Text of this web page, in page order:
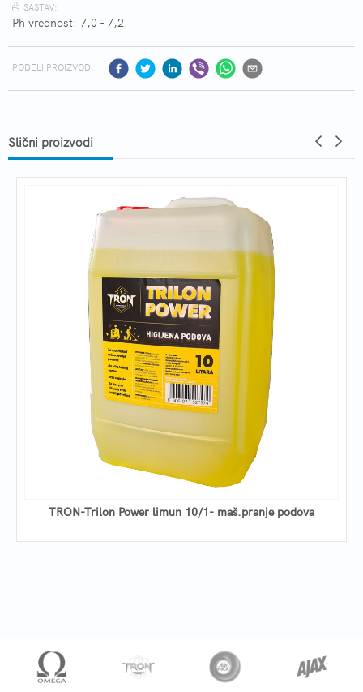
SASTAV:
Ph vrednost: 7,0 - 7,2.
PODELI PROIZVOD:
Slični proizvodi
TRON-Trilon Power limun 10/1- maš.pranje podova